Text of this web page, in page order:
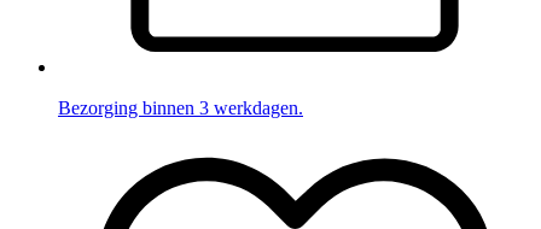
Bezorging binnen 3 werkdagen.